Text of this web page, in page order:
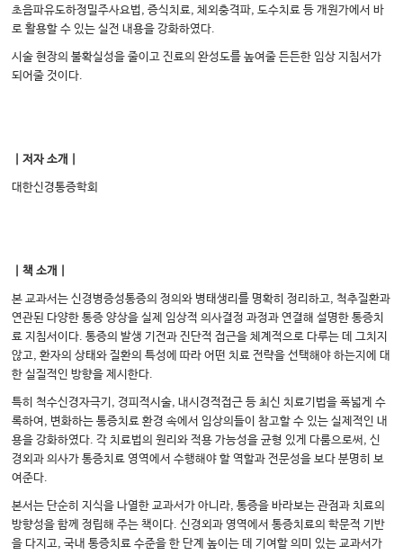
초음파유도하정밀주사요법, 증식치료, 체외충격파, 도수치료 등 개원가에서 바
로 활용할 수 있는 실전 내용을 강화하였다.
시술 현장의 불확실성을 줄이고 진료의 완성도를 높여줄 든든한 임상 지침서가
되어줄 것이다.
｜저자 소개｜
대한신경통증학회
｜책 소개｜
본 교과서는 신경병증성통증의 정의와 병태생리를 명확히 정리하고, 척추질환과
연관된 다양한 통증 양상을 실제 임상적 의사결정 과정과 연결해 설명한 통증치
료 지침서이다. 통증의 발생 기전과 진단적 접근을 체계적으로 다루는 데 그치지
않고, 환자의 상태와 질환의 특성에 따라 어떤 치료 전략을 선택해야 하는지에 대
한 실질적인 방향을 제시한다.
특히 척수신경자극기, 경피적시술, 내시경적접근 등 최신 치료기법을 폭넓게 수
록하여, 변화하는 통증치료 환경 속에서 임상의들이 참고할 수 있는 실제적인 내
용을 강화하였다. 각 치료법의 원리와 적용 가능성을 균형 있게 다룸으로써, 신
경외과 의사가 통증치료 영역에서 수행해야 할 역할과 전문성을 보다 분명히 보
여준다.
본서는 단순히 지식을 나열한 교과서가 아니라, 통증을 바라보는 관점과 치료의
방향성을 함께 정립해 주는 책이다. 신경외과 영역에서 통증치료의 학문적 기반
을 다지고, 국내 통증치료 수준을 한 단계 높이는 데 기여할 의미 있는 교과서가